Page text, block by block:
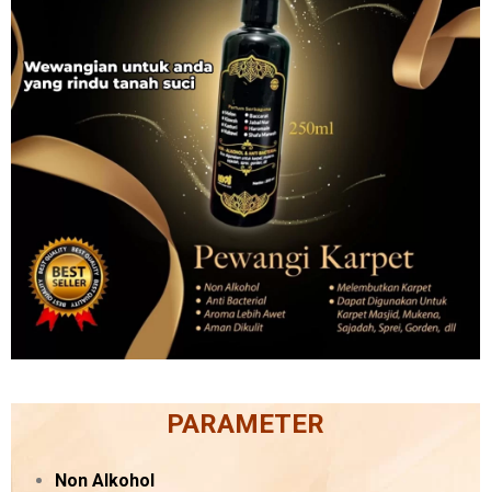
PARAMETER
Non Alkohol